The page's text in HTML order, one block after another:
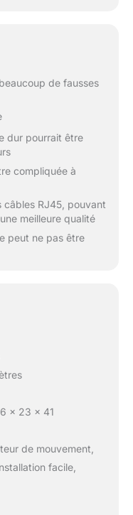
de fausses
dur pourrait être
compliquée à
RJ45, pouvant
meilleure qualité
peut ne pas être
x 23 x 41
de mouvement,
facile,